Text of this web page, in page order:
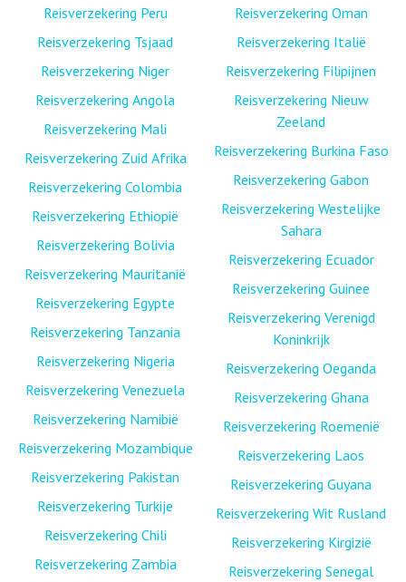
Reisverzekering Peru
Reisverzekering Tsjaad
Reisverzekering Niger
Reisverzekering Angola
Reisverzekering Mali
Reisverzekering Zuid Afrika
Reisverzekering Colombia
Reisverzekering Ethiopië
Reisverzekering Bolivia
Reisverzekering Mauritanië
Reisverzekering Egypte
Reisverzekering Tanzania
Reisverzekering Nigeria
Reisverzekering Venezuela
Reisverzekering Namibië
Reisverzekering Mozambique
Reisverzekering Pakistan
Reisverzekering Turkije
Reisverzekering Chili
Reisverzekering Zambia
Reisverzekering Oman
Reisverzekering Italië
Reisverzekering Filipijnen
Reisverzekering Nieuw
Zeeland
Reisverzekering Burkina Faso
Reisverzekering Gabon
Reisverzekering Westelijke
Sahara
Reisverzekering Ecuador
Reisverzekering Guinee
Reisverzekering Verenigd
Koninkrijk
Reisverzekering Oeganda
Reisverzekering Ghana
Reisverzekering Roemenië
Reisverzekering Laos
Reisverzekering Guyana
Reisverzekering Wit Rusland
Reisverzekering Kirgizië
Reisverzekering Senegal